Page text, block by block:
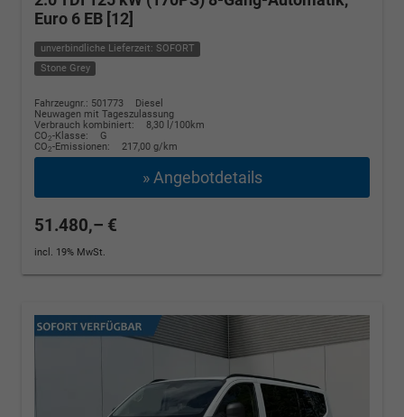
Euro 6 EB [12]
unverbindliche Lieferzeit: SOFORT
Stone Grey
Fahrzeugnr.: 501773
Diesel
Neuwagen mit Tageszulassung
Verbrauch kombiniert:
8,30 l/100km
CO2-Klasse:
G
CO2-Emissionen: 217,00 g/km
» Angebotdetails
51.480,– €
incl. 19% MwSt.